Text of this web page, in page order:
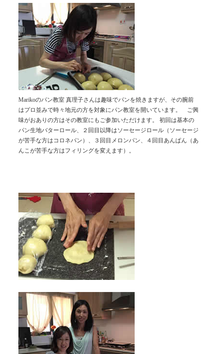
Marikoのパン教室 真理子さんは趣味でパンを焼きますが、その腕前
はプロ並みで時々地元の方を対象にパン教室を開いています。 ご興
味がおありの方はその教室にもご参加いただけます。 初回は基本の
パン生地バターロール、２回目以降はソーセージロール（ソーセージ
が苦手な方はコロネパン）、３回目メロンパン、４回目あんぱん（あ
んこが苦手な方はフィリングを変えます）。